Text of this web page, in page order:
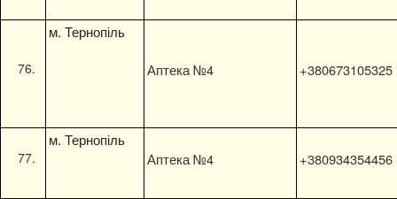
м. Тернопіль
Аптека №4 +380673105325
м. Тернопіль
Аптека №4 +380934354456